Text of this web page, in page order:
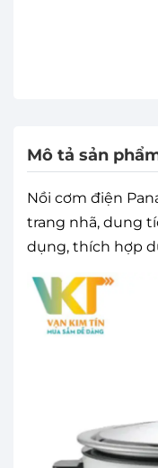
Mô tả sản
Nồi cơm điện
trang nhã, dung
dụng, thích hợp